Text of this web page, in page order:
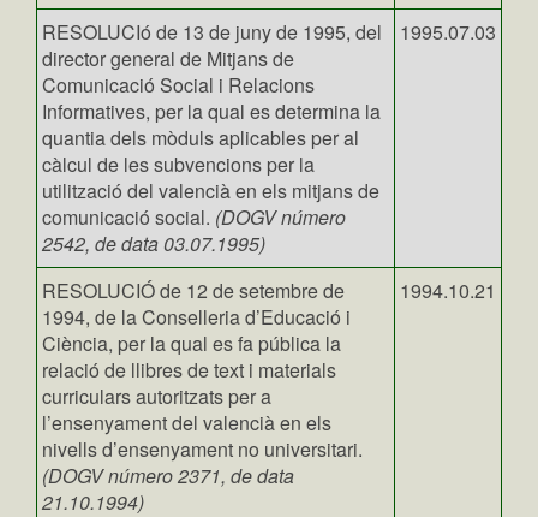
RESOLUCIó de 13 de juny de 1995, del
director general de Mitjans de
Comunicació Social i Relacions
Informatives, per la qual es determina la
quantia dels mòduls aplicables per al
càlcul de les subvencions per la
utilització del valencià en els mitjans de
comunicació social. (DOGV número
2542, de data 03.07.1995)
1995.07.03
RESOLUCIÓ de 12 de setembre de
1994, de la Conselleria d’Educació i
Ciència, per la qual es fa pública la
relació de llibres de text i materials
curriculars autoritzats per a
l’ensenyament del valencià en els
nivells d’ensenyament no universitari.
(DOGV número 2371, de data
21.10.1994)
1994.10.21